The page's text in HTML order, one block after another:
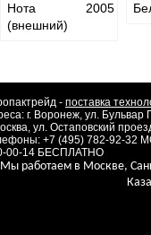
Нота 2005
(внешний)
- поставка
г. Воронеж, ул.
ул. Остаповский
+7 (495) 782-92-32
00-14 БЕСПЛАТНО
Мы работаем в Москве,